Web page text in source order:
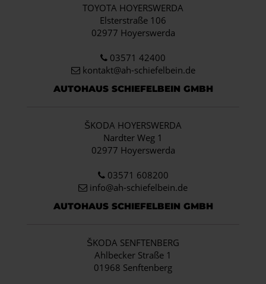
TOYOTA HOYERSWERDA
Elsterstraße 106
02977 Hoyerswerda
03571 42400
kontakt@ah-schiefelbein.de
AUTOHAUS SCHIEFELBEIN GMBH
ŠKODA HOYERSWERDA
Nardter Weg 1
02977 Hoyerswerda
03571 608200
info@ah-schiefelbein.de
AUTOHAUS SCHIEFELBEIN GMBH
ŠKODA SENFTENBERG
Ahlbecker Straße 1
01968 Senftenberg